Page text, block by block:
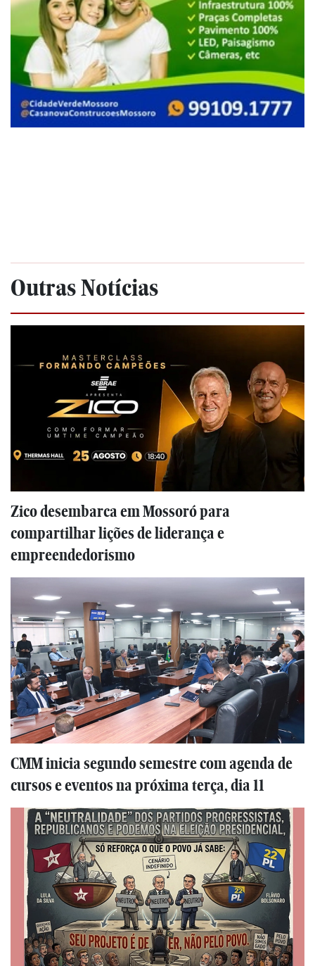
Outras Notícias
Zico desembarca em Mossoró para
compartilhar lições de liderança e
empreendedorismo
CMM inicia segundo semestre com agenda de
cursos e eventos na próxima terça, dia 11